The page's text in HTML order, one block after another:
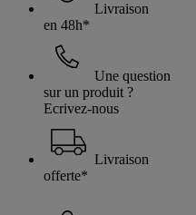
Livraison
en 48h*
Une question
sur un produit ?
Ecrivez-nous
Livraison
offerte*